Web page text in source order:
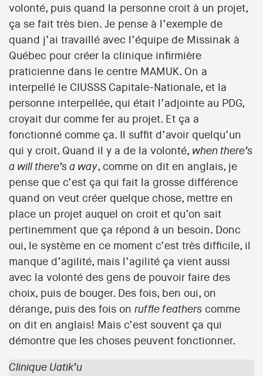
volonté, puis quand la personne croit à un projet,
ça se fait très bien. Je pense à l’exemple de
quand j’ai travaillé avec l’équipe de Missinak à
Québec pour créer la clinique infirmière
praticienne dans le centre MAMUK. On a
interpellé le CIUSSS Capitale-Nationale, et la
personne interpellée, qui était l’adjointe au PDG,
croyait dur comme fer au projet. Et ça a
fonctionné comme ça. Il suffit d’avoir quelqu’un
qui y croit. Quand il y a de la volonté, when there’s
a will there’s a way, comme on dit en anglais, je
pense que c’est ça qui fait la grosse différence
quand on veut créer quelque chose, mettre en
place un projet auquel on croit et qu’on sait
pertinemment que ça répond à un besoin. Donc
oui, le système en ce moment c’est très difficile, il
manque d’agilité, mais l’agilité ça vient aussi
avec la volonté des gens de pouvoir faire des
choix, puis de bouger. Des fois, ben oui, on
dérange, puis des fois on ruffle feathers comme
on dit en anglais! Mais c’est souvent ça qui
démontre que les choses peuvent fonctionner.
Clinique Uatik’u